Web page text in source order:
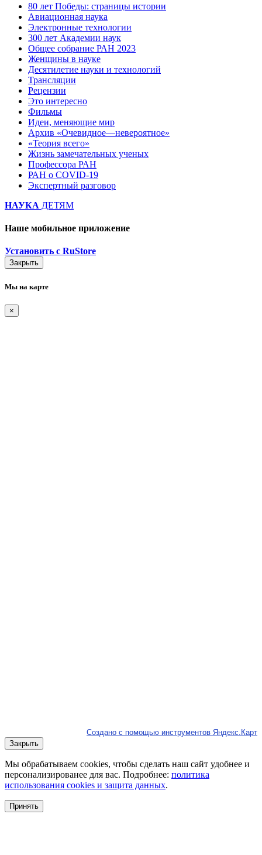
80 лет Победы: страницы истории
Авиационная наука
Электронные технологии
300 лет Академии наук
Общее собрание РАН 2023
Женщины в науке
Десятилетие науки и технологий
Трансляции
Рецензии
Это интересно
Фильмы
Идеи, меняющие мир
Архив «Очевидное—невероятное»
«Теория всего»
Жизнь замечательных ученых
Профессора РАН
РАН о COVID-19
Экспертный разговор
НАУКА ДЕТЯМ
Наше мобильное приложение
Установить с RuStore
Закрыть
Мы на карте
×
Создано с помощью инструментов Яндекс.Карт
Закрыть
Мы обрабатываем cookies, чтобы сделать наш сайт удобнее и
персонализированее для вас. Подробнее: политика
использования cookies и защита данных.
Принять